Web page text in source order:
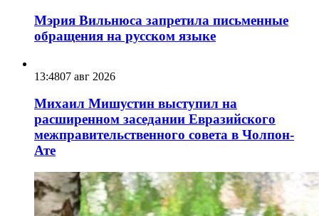
Мэрия Вильнюса запретила письменные
обращения на русском языке
13:4807 авг 2026
Михаил Мишустин выступил на
расширенном заседании Евразийского
межправительственного совета в Чолпон-
Ате